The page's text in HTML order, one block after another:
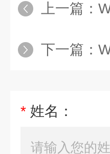
上一篇：
下一篇：
* 姓名：